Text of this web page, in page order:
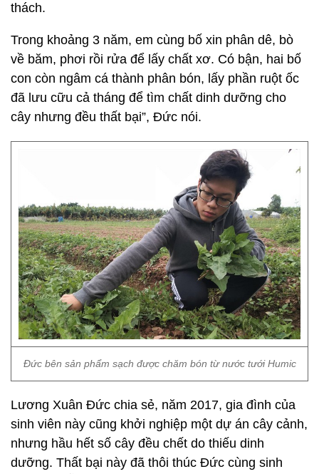
thách.
Trong khoảng 3 năm, em cùng bố xin phân dê, bò
về băm, phơi rồi rửa để lấy chất xơ. Có bận, hai bố
con còn ngâm cá thành phân bón, lấy phần ruột ốc
đã lưu cữu cả tháng để tìm chất dinh dưỡng cho
cây nhưng đều thất bại”, Đức nói.
Ðức bên sản phẩm sạch được chăm bón từ nước tưới Humic
Lương Xuân Đức chia sẻ, năm 2017, gia đình của
sinh viên này cũng khởi nghiệp một dự án cây cảnh,
nhưng hầu hết số cây đều chết do thiếu dinh
dưỡng. Thất bại này đã thôi thúc Đức cùng sinh